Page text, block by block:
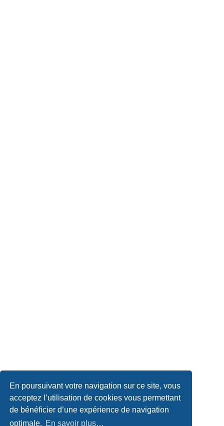
En poursuivant votre navigation sur ce site, vous
acceptez l’utilisation de cookies vous permettant
de bénéficier d’une expérience de navigation
optimale. En savoir plus…